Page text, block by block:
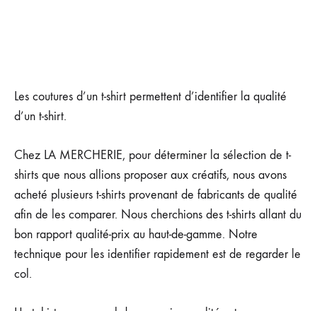
Les coutures d’un t-shirt permettent d’identifier la qualité
d’un t-shirt.
Chez LA MERCHERIE, pour déterminer la sélection de t-
shirts que nous allions proposer aux créatifs, nous avons
acheté plusieurs t-shirts provenant de fabricants de qualité
afin de les comparer. Nous cherchions des t-shirts allant du
bon rapport qualité-prix au haut-de-gamme. Notre
technique pour les identifier rapidement est de regarder le
col.